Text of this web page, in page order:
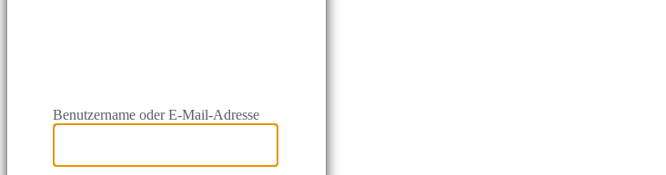
Benutzername oder E-Mail-Adresse